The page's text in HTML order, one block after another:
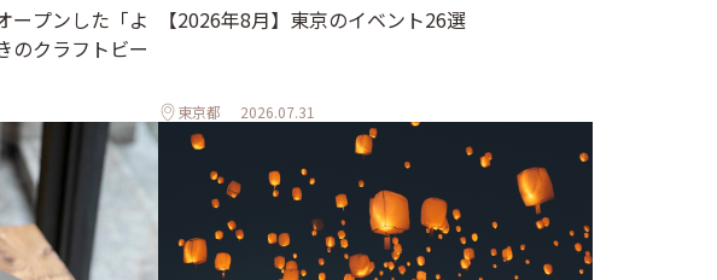
ープンした「よ
のクラフトビー
【2026年8月】東京のイベント26選
東京都 2026.07.31